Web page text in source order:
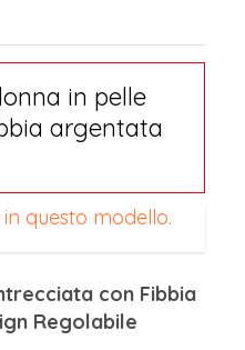
in pelle
argentata
questo modello.
con Fibbia
Regolabile